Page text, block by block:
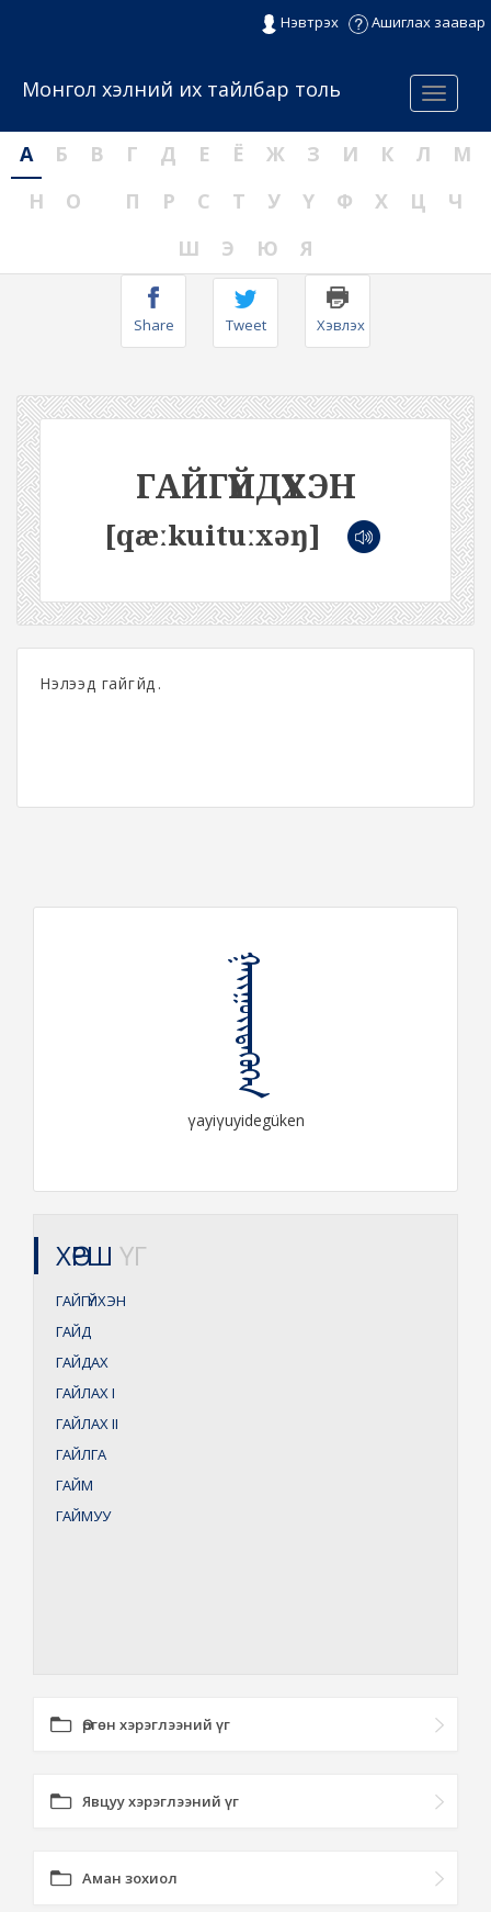
Нэвтрэх Ашиглах заавар
Menu
Монгол хэлний их тайлбар толь
А Б В Г Д Е Ё Ж З И К Л
М
Н
О П Р С Т У Ү Ф Х Ц
Ч
Ш
Э Ю Я
Share Tweet Хэвлэх
ГАЙГҮЙДҮҮХЭН
[qæːkuituːxəŋ]
Нэлээд гайгүйдүү.
ᠭᠠᠶᠢᠭᠤᠶᠢᠳᠡᠭᠦᠬᠡᠨ
γayiγuyidegüken
ХӨРШ ҮГ
ГАЙГҮЙХЭН
ГАЙД
ГАЙДАХ
ГАЙЛАХI
ГАЙЛАХII
ГАЙЛГА
ГАЙМ
ГАЙМУУ
Өргөн хэрэглээний үг
Явцуу хэрэглээний үг
Аман зохиол